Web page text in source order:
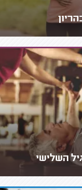
השלישי